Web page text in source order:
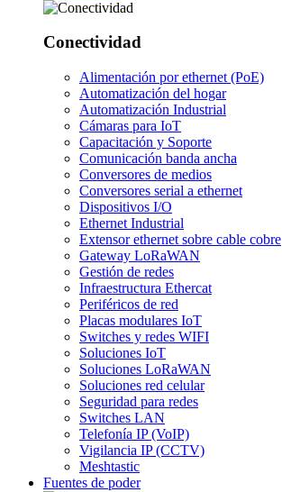
Conectividad
Alimentación por ethernet (PoE)
Automatización del hogar
Automatización Industrial
Cámaras para IoT
Capacitación y Soporte
Comunicación banda ancha
Conversores de medios
Conversores serial a ethernet
Dispositivos I/O
Ethernet Industrial
Extensor ethernet sobre cable cobre
Gateway LoRaWAN
Gestión de redes
Infraestructura Ethercat
Periféricos de red
Placas modulares IoT
Switches y redes WIFI
Soluciones IoT
Soluciones LoRaWAN
Soluciones red celular
Seguridad para redes
Switches LAN
Telefonía IP (VoIP)
Vigilancia IP (CCTV)
Meshtastic
Fuentes de poder